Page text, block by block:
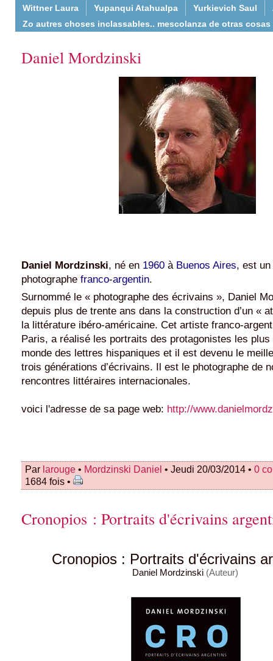
Wittner Laura
Yupanqui Atahualpa Yurkievich Saul
Zo autres choses inclassables.. mescolanza de otras cosas
Daniel Mordzinski
Daniel Mordzinski, né en 1960 à Buenos Aires, est un
photographe franco-argentin.
Surnommé le « photographe des écrivains », Daniel
depuis plus de trente ans dans la construction d’un «
la littérature ibéro-américaine. Cet artiste franco-
Paris, a réalisé les portraits des protagonistes les plus
monde des lettres hispaniques et il est devenu le
trois générations d’écrivains. Il est le photographe de
rencontres littéraires internacionales.
voici l'adresse de sa page web: http://
Par larouge • Mordzinski Daniel • Jeudi 20/03/2014 • 0
1684 fois •
Cronopios : Portraits d'écrivains
Cronopios : Portraits d'écrivains
Daniel Mordzinski (Auteur)